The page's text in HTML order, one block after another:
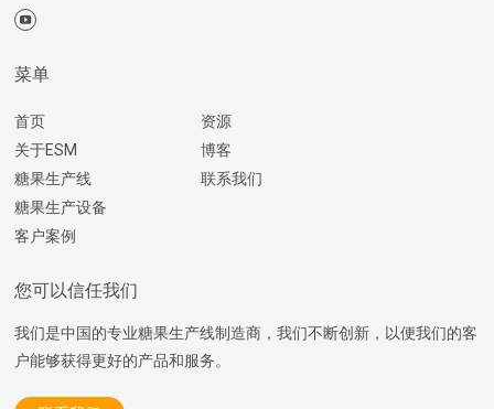
菜单
首页
关于ESM
糖果生产线
糖果生产设备
客户案例
资源
博客
联系我们
您可以信任我们
我们是中国的专业糖果生产线制造商，我们不断创新，以便我们的客
户能够获得更好的产品和服务。